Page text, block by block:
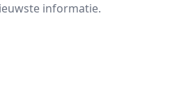
informatie.